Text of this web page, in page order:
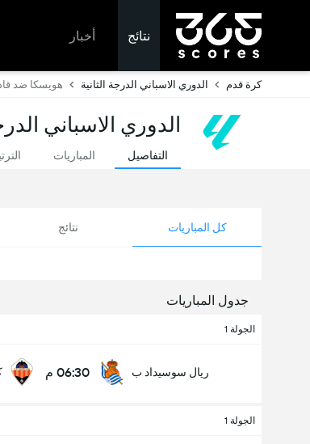
نتائج أخبار
كرة قدم الدوري الاسباني الدرجة الثانية هويسكا ضد
الدوري الاسباني
التفاصيل المباريات
كل المباريات نتائج
جدول المباريات
الجولة 1
ريال سوسيداد ب 06:30 م
الجولة 1